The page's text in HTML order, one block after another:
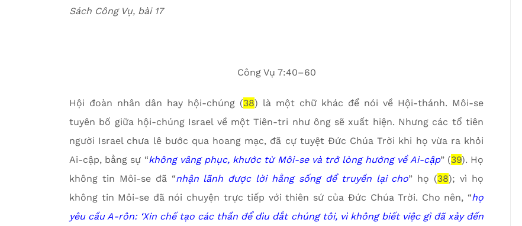
Sách Công Vụ, bài 17
Công Vụ 7:40–60
Hội đoàn nhân dân hay hội-chúng (38) là một chữ khác để nói về Hội-thánh. Môi-se
tuyên bố giữa hội-chúng Israel về một Tiên-tri như ông sẽ xuất hiện. Nhưng các tổ tiên
người Israel chưa lê bước qua hoang mạc, đã cự tuyệt Đức Chúa Trời khi họ vừa ra khỏi
Ai-cập, bằng sự “không vâng phục, khước từ Môi-se và trở lòng hướng về Ai-cập” (39). Họ
không tin Môi-se đã “nhận lãnh được lời hằng sống để truyền lại cho” họ (38); vì họ
không tin Môi-se đã nói chuyện trực tiếp với thiên sứ của Đức Chúa Trời. Cho nên, “họ
yêu cầu A-rôn: ‘Xin chế tạo các thần để dìu dắt chúng tôi, vì không biết việc gì đã xảy đến